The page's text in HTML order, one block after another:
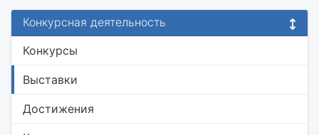
Конкурсная деятельность
Конкурсы
Выставки
Достижения